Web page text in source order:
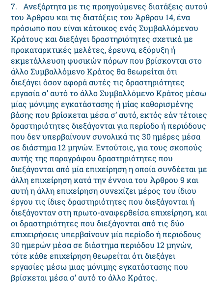
7. Ανεξάρτητα με τις προηγούμενες διατάξεις αυτού
του Άρθρου και τις διατάξεις του Άρθρου 14, ένα
πρόσωπο που είναι κάτοικος ενός Συμβαλλόμενου
Κράτους και διεξάγει δραστηριότητες σχετικά με
προκαταρκτικές μελέτες, έρευνα, εξόρυξη ή
εκμετάλλευση φυσικών πόρων που βρίσκονται στο
άλλο Συμβαλλόμενο Κράτος θα θεωρείται ότι
διεξάγει όσον αφορά αυτές τις δραστηριότητες
εργασία σ’ αυτό το άλλο Συμβαλλόμενο Κράτος μέσω
μίας μόνιμης εγκατάστασης ή μίας καθορισμένης
βάσης που βρίσκεται μέσα σ’ αυτό, εκτός εάν τέτοιες
δραστηριότητες διεξάγονται για περίοδο ή περιόδους
που δεν υπερβαίνουν συνολικά τις 30 ημέρες μέσα
σε διάστημα 12 μηνών. Εντούτοις, για τους σκοπούς
αυτής της παραγράφου δραστηριότητες που
διεξάγονται από μία επιχείρηση η οποία συνδέεται με
άλλη επιχείρηση κατά την έννοια του Άρθρου 9 και
αυτή η άλλη επιχείρηση συνεχίζει μέρος του ίδιου
έργου τις ίδιες δραστηριότητες που διεξάγονται ή
διεξάγονταν στη πρωτο-αναφερθείσα επιχείρηση, και
οι δραστηριότητες που διεξάγονται από τις δύο
επιχειρήσεις υπερβαίνουν μία περίοδο ή περιόδους
30 ημερών μέσα σε διάστημα περιόδου 12 μηνών,
τότε κάθε επιχείρηση θεωρείται ότι διεξάγει
εργασίες μέσω μιας μόνιμης εγκατάστασης που
βρίσκεται μέσα σ’ αυτό το άλλο Κράτος.